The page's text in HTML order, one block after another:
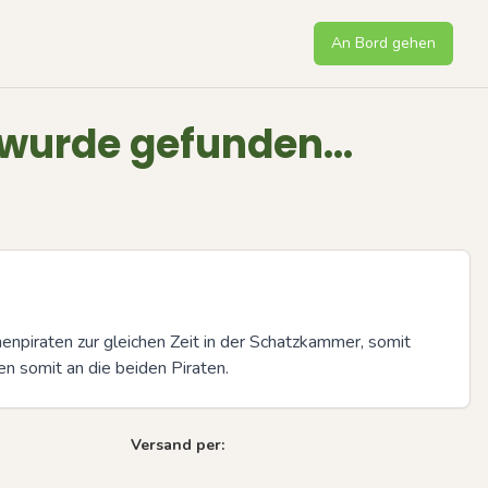
An Bord gehen
gefunden...
zur gleichen Zeit in der Schatzkammer, somit
somit an die beiden Piraten.
Versand per: